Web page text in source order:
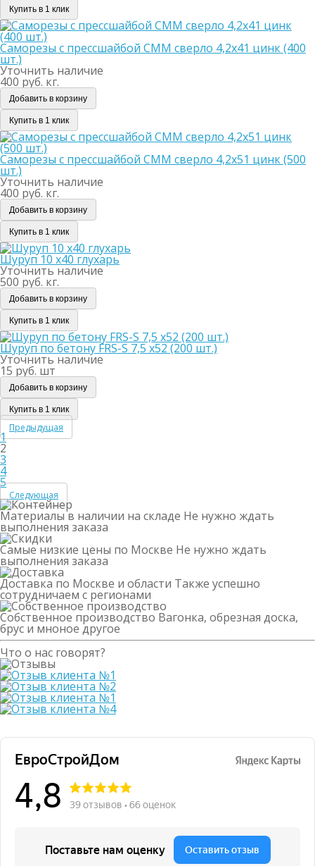
Купить в 1 клик
Саморезы с прессшайбой СММ сверло 4,2х41 цинк (400
шт.)
Уточнить наличие
400 руб. кг.
Добавить в корзину
Купить в 1 клик
Саморезы с прессшайбой СММ сверло 4,2х51 цинк (500
шт.)
Уточнить наличие
400 руб. кг.
Добавить в корзину
Купить в 1 клик
Шуруп 10 х40 глухарь
Уточнить наличие
500 руб. кг.
Добавить в корзину
Купить в 1 клик
Шуруп по бетону FRS-S 7,5 х52 (200 шт.)
Уточнить наличие
15 руб. шт
Добавить в корзину
Купить в 1 клик
Предыдущая
1
2
3
4
5
Следующая
Материалы в наличии на складе Не нужно ждать
выполнения заказа
Самые низкие цены по Москве Не нужно ждать
выполнения заказа
Доставка по Москве и области Также успешно
сотрудничаем с регионами
Собственное производство Вагонка, обрезная доска,
брус и мноное другое
Что о нас говорят?